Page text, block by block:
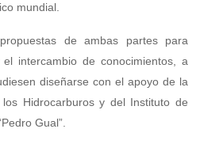
mundial.
de ambas partes para
intercambio de conocimientos, a
diseñarse con el apoyo de la
Hidrocarburos y del Instituto de
Gual”.